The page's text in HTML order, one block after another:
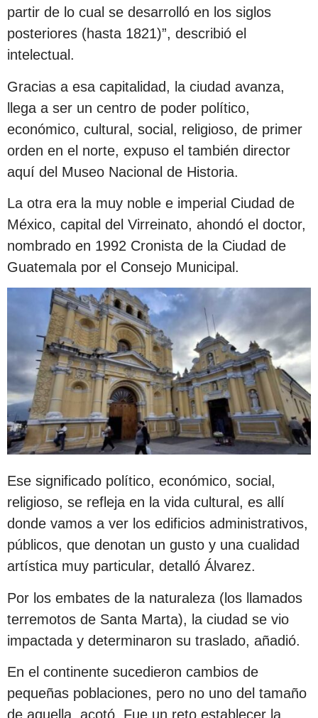
partir de lo cual se desarrolló en los siglos
posteriores (hasta 1821)”, describió el
intelectual.
Gracias a esa capitalidad, la ciudad avanza,
llega a ser un centro de poder político,
económico, cultural, social, religioso, de primer
orden en el norte, expuso el también director
aquí del Museo Nacional de Historia.
La otra era la muy noble e imperial Ciudad de
México, capital del Virreinato, ahondó el doctor,
nombrado en 1992 Cronista de la Ciudad de
Guatemala por el Consejo Municipal.
Ese significado político, económico, social,
religioso, se refleja en la vida cultural, es allí
donde vamos a ver los edificios administrativos,
públicos, que denotan un gusto y una cualidad
artística muy particular, detalló Álvarez.
Por los embates de la naturaleza (los llamados
terremotos de Santa Marta), la ciudad se vio
impactada y determinaron su traslado, añadió.
En el continente sucedieron cambios de
pequeñas poblaciones, pero no uno del tamaño
de aquella, acotó. Fue un reto establecer la